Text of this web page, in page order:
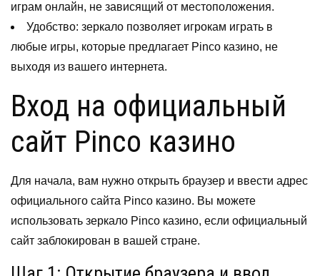
играм онлайн, не зависящий от местоположения.
Удобство: зеркало позволяет игрокам играть в
любые игры, которые предлагает Pinco казино, не
выходя из вашего интернета.
Вход на официальный
сайт Pinco казино
Для начала, вам нужно открыть браузер и ввести адрес
официального сайта Pinco казино. Вы можете
использовать зеркало Pinco казино, если официальный
сайт заблокирован в вашей стране.